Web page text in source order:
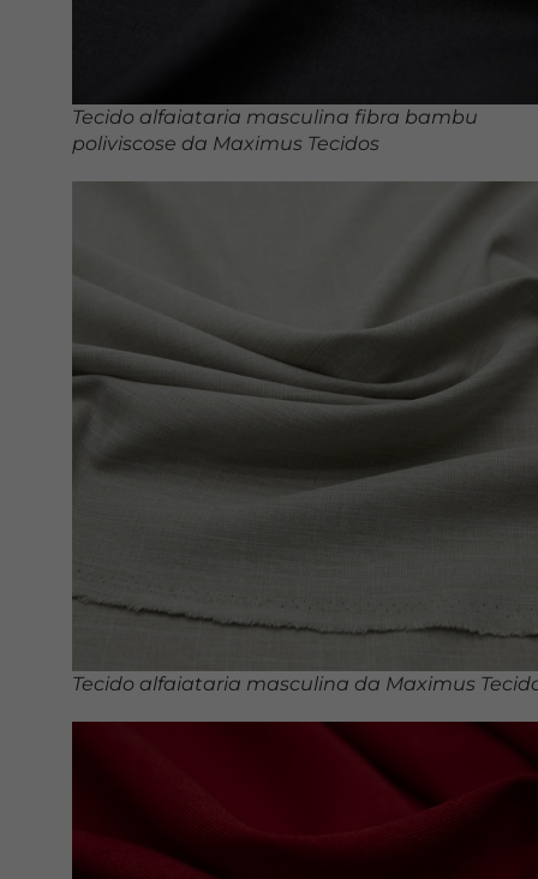
Tecido alfaiataria masculina fibra bambu
poliviscose da Maximus Tecidos
Tecido alfaiataria masculina da Maximus